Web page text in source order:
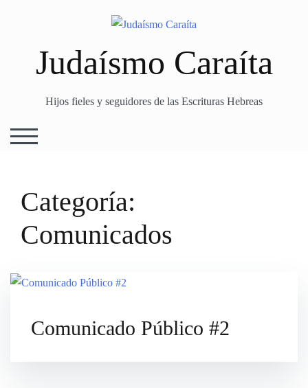
Judaísmo Caraíta
Hijos fieles y seguidores de las Escrituras Hebreas
TOGGLE MOBILE MENU
Categoría:
Comunicados
Comunicado Público #2